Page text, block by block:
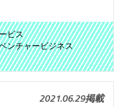
ビス
ンチャービジネス
2021.06.29掲載